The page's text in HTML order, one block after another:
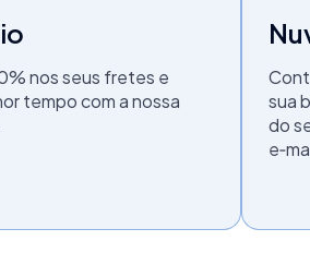
nos seus fretes e
tempo com a nossa
sua
do